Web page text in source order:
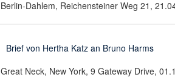
Berlin-Dahlem, Reichensteiner Weg 21,
Brief von Hertha Katz an Bruno Harms
Great Neck, New York, 9 Gateway Drive,